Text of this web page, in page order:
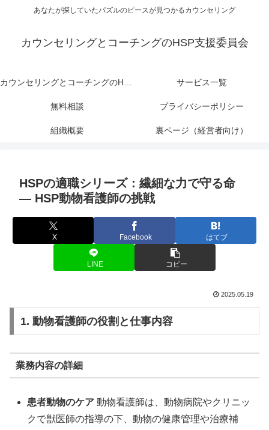
あなたが探していたパズルのピースが見つかるカウンセリング
カウンセリングとコーチングのHSP支援委員会
カウンセリングとコーチングのHSP支援委員会 サービス一覧
無料相談 プライバシーポリシー
組織概要 裏ページ（経営者向け）
HSPの適職シリーズ：繊細な力で守る命
― HSP動物看護師の挑戦
X Facebook はてブ
LINE コピー
2025.05.19
1. 動物看護師の役割と仕事内容
業務内容の詳細
患者動物のケア 動物看護師は、動物病院やクリニッ
クで獣医師の指導の下、動物の健康管理や治療補